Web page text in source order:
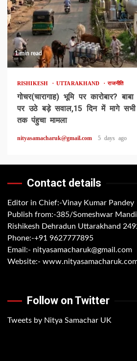
1 min read
RISHIKESH UTTARAKHAND राजनीति
गोचर(चारागाह) भूमि पर कारोबार?
पर उठे बड़े सवाल,15 दिन में मागे
तक पंहुचा मामला
nityasamacharuk@gmail.com 5 days ago
Contact details
Editor in Chief:-Vinay Kumar Pandey
Publish from:-385/Someshwar
Rishikesh Dehradun Uttarakhand
Phone:-+91 9627777895
Email:- nityasamacharuk@gmail.com
Website:-
Follow on Twitter
Tweets by Nitya Samachar UK